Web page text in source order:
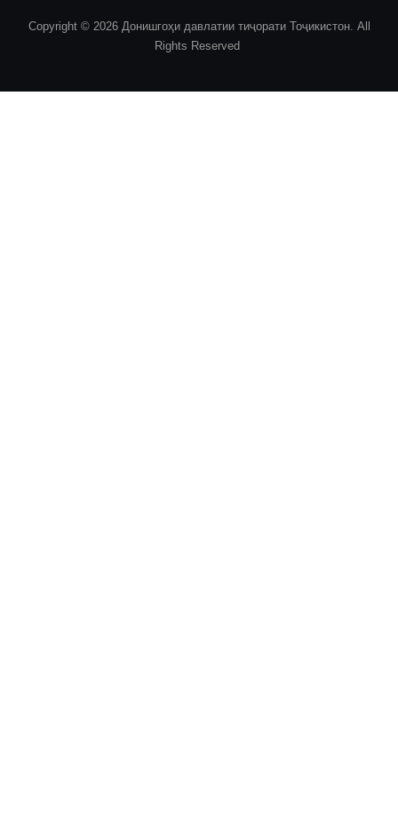
Copyright © 2026 Донишгоҳи давлатии тиҷорати Тоҷикистон. All
Rights Reserved